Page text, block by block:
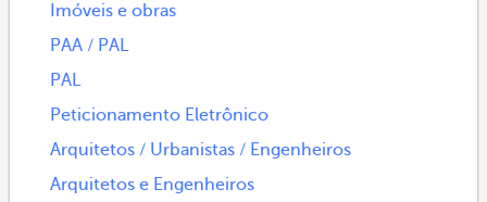
Imóveis e obras
PAA / PAL
PAL
Peticionamento Eletrônico
Arquitetos / Urbanistas / Engenheiros
Arquitetos e Engenheiros